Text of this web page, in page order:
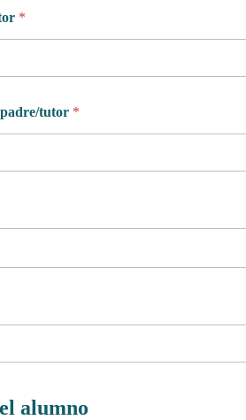
*
tutor *
alumno